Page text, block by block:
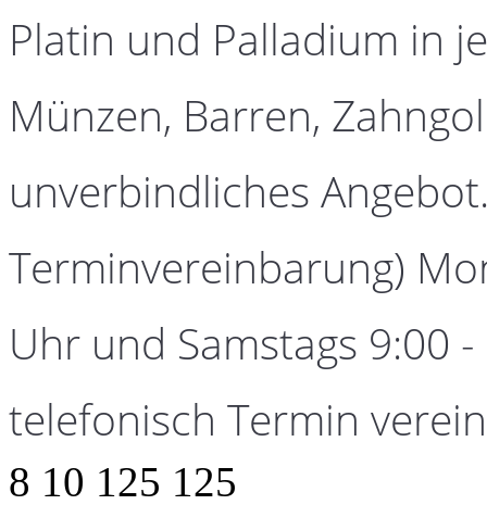
Platin und Palladium in
Münzen, Barren,
unverbindliches
Terminvereinbarung)
Uhr und Samstags 9:00
telefonisch Termin
8 10 125 125